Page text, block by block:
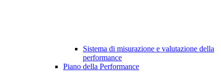
Sistema di misurazione e valutazione della
performance
Piano della Performance